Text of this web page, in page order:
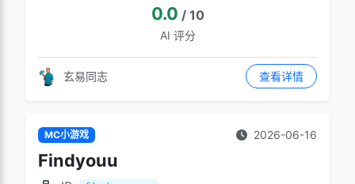
0.0 / 10
AI 评分
玄易同志 查看详情
MC小游戏 2026-06-16
Findyouu